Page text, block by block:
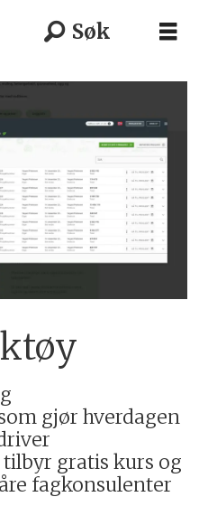
gjør hverdagen
gratis kurs og
fagkonsulenter